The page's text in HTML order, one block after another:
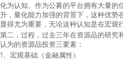
化为认知。作为公募的平台拥有大量的
升，量化能力加强的背景下，这种优势
显得尤为重要，无论这种认知是在宏观
第二，过程，过去三年在资源品的研究
认为的资源品投资三要素：
1、宏观基础（金融属性）